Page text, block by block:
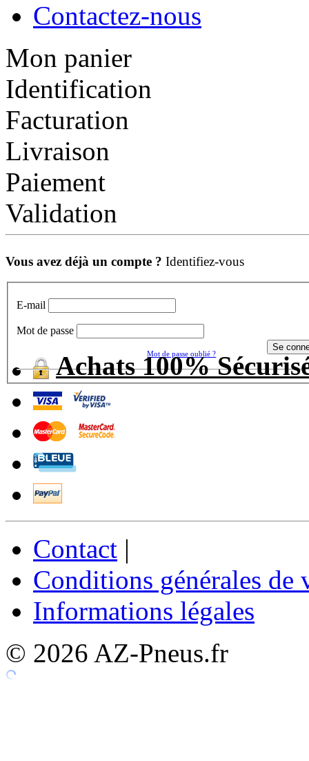
Contactez-nous
Mon panier
Identification
Facturation
Livraison
Paiement
Validation
Vous avez déjà un compte ? Identifiez-vous
E-mail
Mot de passe
Mot de passe oublié ?
Achats 100%
Contact |
Conditions générales de
Informations légales
© 2026 AZ-Pneus.fr